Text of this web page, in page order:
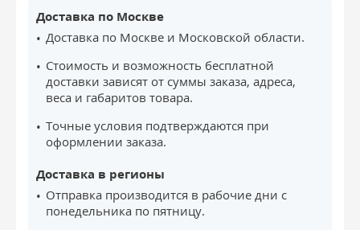
Доставка по Москве
Доставка по Москве и Московской области.
Стоимость и возможность бесплатной
доставки зависят от суммы заказа, адреса,
веса и габаритов товара.
Точные условия подтверждаются при
оформлении заказа.
Доставка в регионы
Отправка производится в рабочие дни с
понедельника по пятницу.